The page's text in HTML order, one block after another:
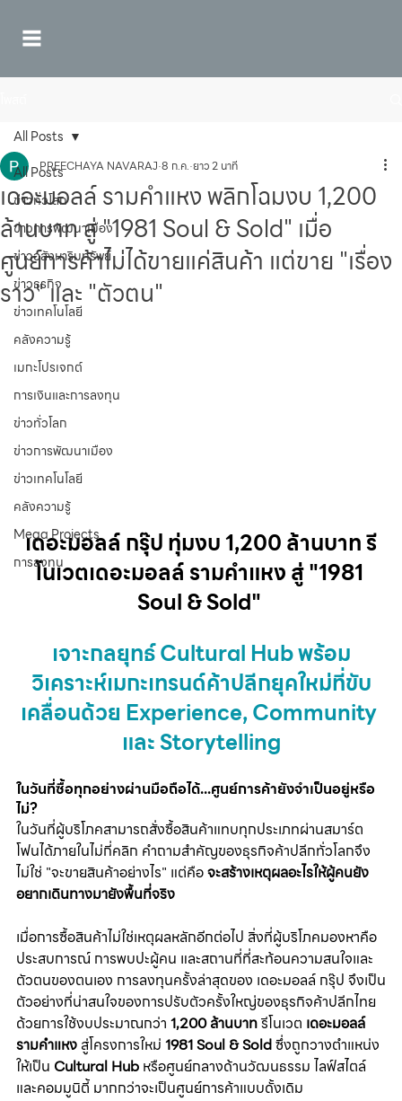
All Posts
ข่าวทั่วโลก
ข่าวการพัฒนาเมือง
ข่าวอสังหาริมทรัพย์
ข่าวธุรกิจ
ข่าวเทคโนโลยี
คลังความรู้
เมกะโปรเจกต์
การเงินและการลงทุน
ข่าวทั่วโลก
ข่าวการพัฒนาเมือง
ข่าวเทคโนโลยี
คลังความรู้
Mega Projects
การลงทุน
All Posts
เดอะมอลล์ รามคำแหง พลิกโฉมงบ 1,200
ล้านบาท สู่ "1981 Soul & Sold" เมื่อ
ศูนย์การค้าไม่ได้ขายแค่สินค้า แต่ขาย "เรื่อง
ราว" และ "ตัวตน"
PREECHAYA NAVARAJ 8 ก.ค. ยาว 2 นาที
เดอะมอลล์ กรุ๊ป ทุ่มงบ 1,200 ล้านบาท รี
โนเวตเดอะมอลล์ รามคำแหง สู่ "1981
Soul & Sold"
เจาะกลยุทธ์ Cultural Hub พร้อม
วิเคราะห์เมกะเทรนด์ค้าปลีกยุคใหม่ที่ขับ
เคลื่อนด้วย Experience, Community
และ Storytelling
ในวันที่ซื้อทุกอย่างผ่านมือถือได้...ศูนย์การค้ายังจำเป็นอยู่หรือ
ไม่?
ในวันที่ผู้บริโภคสามารถสั่งซื้อสินค้าแทบทุกประเภทผ่านสมาร์ต
โฟนได้ภายในไม่กี่คลิก คำถามสำคัญของธุรกิจค้าปลีกทั่วโลกจึง
ไม่ใช่ "จะขายสินค้าอย่างไร" แต่คือ จะสร้างเหตุผลอะไรให้ผู้คนยัง
อยากเดินทางมายังพื้นที่จริง
เมื่อการซื้อสินค้าไม่ใช่เหตุผลหลักอีกต่อไป สิ่งที่ผู้บริโภคมองหาคือ
ประสบการณ์ การพบปะผู้คน และสถานที่ที่สะท้อนความสนใจและ
ตัวตนของตนเอง การลงทุนครั้งล่าสุดของ เดอะมอลล์ กรุ๊ป จึงเป็น
ตัวอย่างที่น่าสนใจของการปรับตัวครั้งใหญ่ของธุรกิจค้าปลีกไทย
ด้วยการใช้งบประมาณกว่า 1,200 ล้านบาท รีโนเวต เดอะมอลล์
รามคำแหง สู่โครงการใหม่ 1981 Soul & Sold ซึ่งถูกวางตำแหน่ง
ให้เป็น Cultural Hub หรือศูนย์กลางด้านวัฒนธรรม ไลฟ์สไตล์
และคอมมูนิตี้ มากกว่าจะเป็นศูนย์การค้าแบบดั้งเดิม